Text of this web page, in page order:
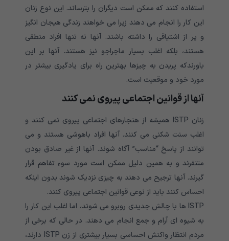
استفاده کنند که ممکن است دیگران را بترساند. این نوع زنان
این کار را انجام می دهند زیرا می خواهند زندگی هیجان انگیز
و پر از اشتیاقی را داشته باشند. آنها نه تنها افراد منطقی
هستند، بلکه اغلب بسیار ماجراجو نیز هستند. آنها بر این
باورندکه پریدن به چیزها بهترین راه برای یادگیری بیشتر در
مورد خود و موقعیت است.
آنها از قوانین اجتماعی پیروی نمی کنند
زنان ISTP همیشه از هنجارهای اجتماعی پیروی نمی کنند و
اغلب سنت شکنی می کنند. آنها افراد باهوشی هستند و می
توانند از پاسخ “مناسب” آگاه شوند. آنها از غیر صادق بودن
متنفرند و به همین دلیل ممکن است مورد سوء تفاهم قرار
گیرند. آنها ترجیح می دهند به چیزی نزدیک شوند بدون اینکه
احساس کنند باید از نوعی قوانین اجتماعی پیروی کنند.
ISTP ها با چالش جدیدی روبرو می شوند، اما اغلب این کار را
به شیوه ای آرام و جمع انجام می دهند. در حالی که برخی از
مردم انتظار واکنش احساسی بسیار بیشتری از زن ISTP دارند،